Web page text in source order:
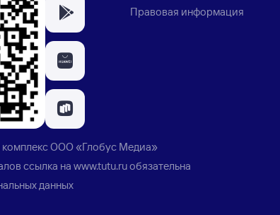
Правовая информация
ООО «Глобус Медиа»
ссылка на www.tutu.ruобязательна
данных